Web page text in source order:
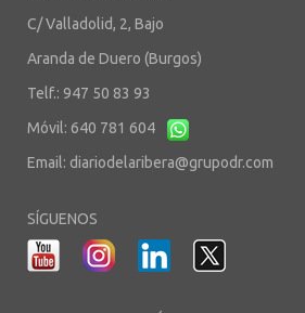
C/ Valladolid, 2, Bajo
Aranda de Duero (Burgos)
Telf.: 947 50 83 93
Móvil: 640 781 604
Email: diariodelaribera@grupodr.com
SÍGUENOS